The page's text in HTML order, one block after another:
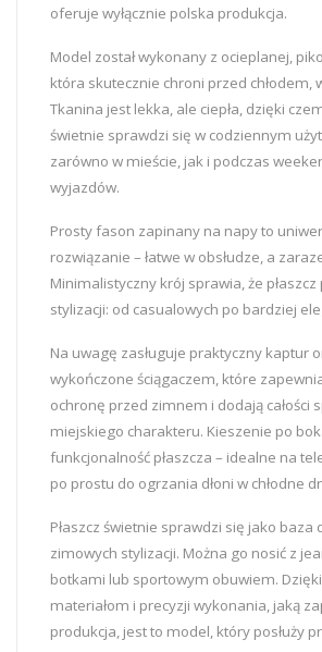
oferuje wyłącznie polska produkcja.
Model został wykonany z ocieplanej,
która skutecznie chroni przed chłodem,
Tkanina jest lekka, ale ciepła, dzięki
świetnie sprawdzi się w codziennym
zarówno w mieście, jak i podczas
wyjazdów.
Prosty fason zapinany na napy to
rozwiązanie – łatwe w obsłudze, a
Minimalistyczny krój sprawia, że
stylizacji: od casualowych po bardziej
Na uwagę zasługuje praktyczny kaptur
wykończone ściągaczem, które
ochronę przed zimnem i dodają całości
miejskiego charakteru. Kieszenie po
funkcjonalność płaszcza – idealne na
po prostu do ogrzania dłoni w chłodne
Płaszcz świetnie sprawdzi się jako baza
zimowych stylizacji. Można go nosić z
botkami lub sportowym obuwiem.
materiałom i precyzji wykonania, jaką
produkcja, jest to model, który posłuży